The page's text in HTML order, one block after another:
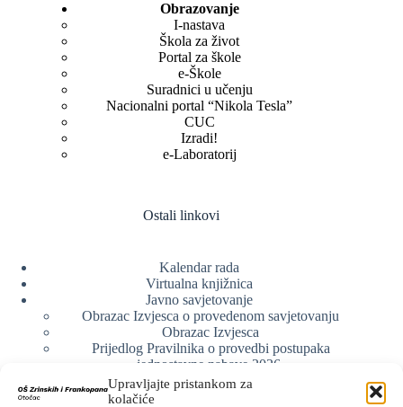
Upravljajte pristankom za
kolačiće
Obrazovanje
I-nastava
Škola za život
Portal za škole
e-Škole
Suradnici u učenju
Nacionalni portal “Nikola Tesla”
CUC
Izradi!
e-Laboratorij
Ostali linkovi
Kalendar rada
Virtualna knjižnica
Javno savjetovanje
Obrazac Izvjesca o provedenom savjetovanju
Obrazac Izvjesca
Prijedlog Pravilnika o provedbi postupaka
jednostavne nabave 2026.
Obrazlozenje uz prijedlog Pravilnika o provedbi
postupka jednostavne nabave